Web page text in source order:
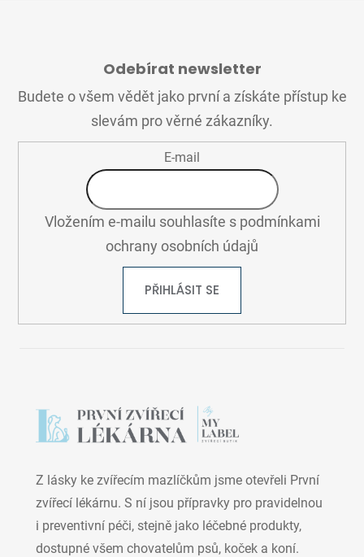
Odebírat newsletter
Budete o všem vědět jako první a získáte přístup ke
slevám pro věrné zákazníky.
E-mail
Vložením e-mailu souhlasíte s podmínkami
ochrany osobních údajů
PŘIHLÁSIT SE
Z lásky ke zvířecím mazlíčkům jsme otevřeli První
zvířecí lékárnu. S ní jsou přípravky pro pravidelnou
i preventivní péči, stejně jako léčebné produkty,
dostupné všem chovatelům psů, koček a koní.